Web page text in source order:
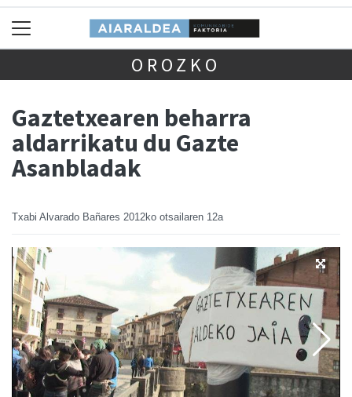
OROZKO
Gaztetxearen beharra
aldarrikatu du Gazte
Asanbladak
Txabi Alvarado Bañares 2012ko otsailaren 12a